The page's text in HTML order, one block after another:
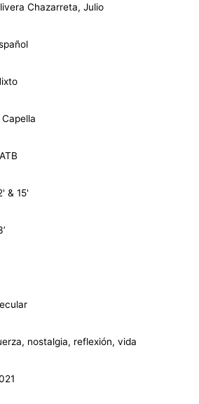
Chazarreta, Julio
Capella
& 15'
nostalgia, reflexión, vida